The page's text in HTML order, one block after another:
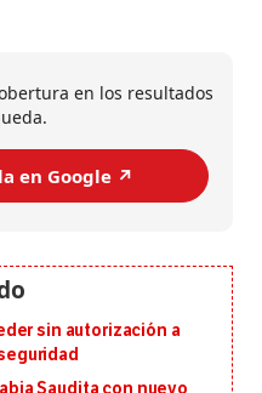
en los resultados
en Google ↗️
sin autorización a